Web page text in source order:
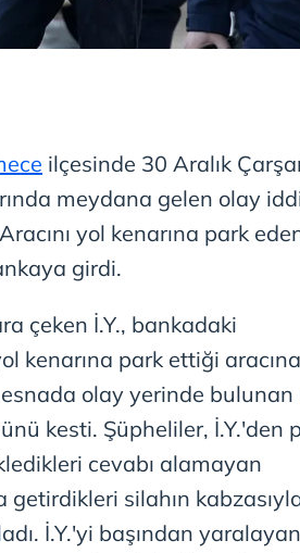
ilçesinde 30 Aralık
meydana gelen olay
yol kenarına park
girdi.
çeken İ.Y., bankadaki
kenarına park ettiği aracına
olay yerinde bulunan
kesti. Şüpheliler, İ.Y.'den
cevabı alamayan
getirdikleri silahın
İ.Y.'yi başından yaralayan